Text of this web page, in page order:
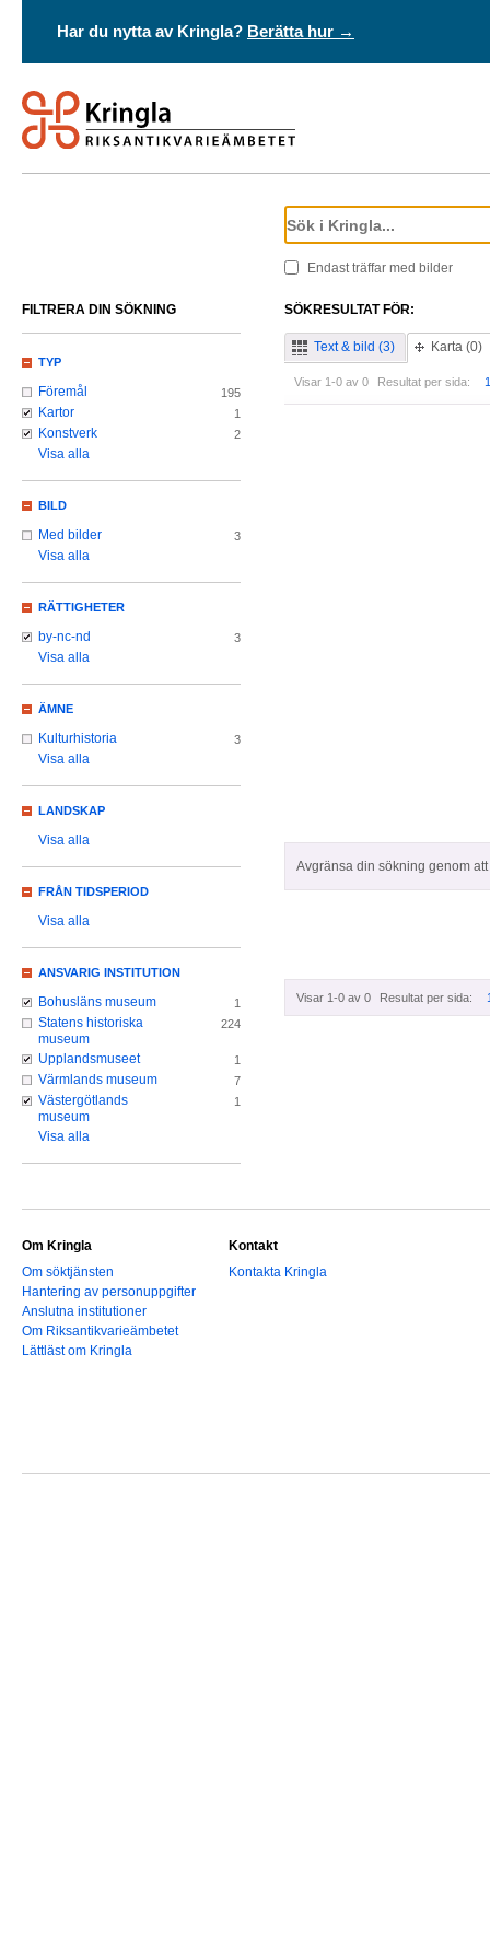
Har du nytta av Kringla? Berätta hur →
Endast träffar med bilder
SÖKRESULTAT FÖR:
Text & bild (3) Karta (0)
Visar 1-0 av 0 Resultat per sida:
Avgränsa din sökning genom
Visar 1-0 av 0 Resultat per sida:
FILTRERA DIN SÖKNING
TYP
Föremål 195
Kartor 1
Konstverk 2
Visa alla
BILD
Med bilder 3
Visa alla
RÄTTIGHETER
by-nc-nd 3
Visa alla
ÄMNE
Kulturhistoria 3
Visa alla
LANDSKAP
Visa alla
FRÅN TIDSPERIOD
Visa alla
ANSVARIG INSTITUTION
Bohusläns museum 1
Statens historiska
museum
224
Upplandsmuseet 1
Värmlands museum 7
Västergötlands
museum
1
Visa alla
Om Kringla
Om söktjänsten
Hantering av personuppgifter
Anslutna institutioner
Om Riksantikvarieämbetet
Lättläst om Kringla
Kontakt
Kontakta Kringla